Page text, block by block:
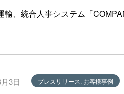
輸、統合人事システム「
3日 プレスリリース, お客様事例